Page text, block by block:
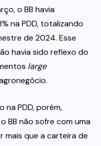
o BB havia
na PDD, totalizando
de 2024. Esse
havia sido reflexo do
large
na PDD, porém,
BB não sofre com uma
mais que a carteira de